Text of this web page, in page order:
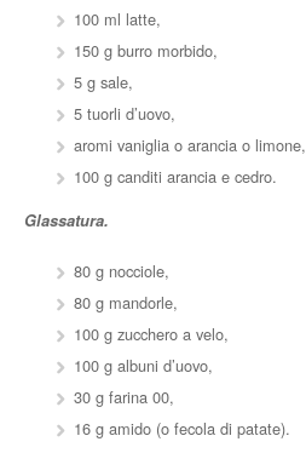
100 ml latte,
150 g burro morbido,
5 g sale,
5 tuorli d’uovo,
aromi vaniglia o arancia o limone,
100 g canditi arancia e cedro.
Glassatura.
80 g nocciole,
80 g mandorle,
100 g zucchero a velo,
100 g albuni d’uovo,
30 g farina 00,
16 g amido (o fecola di patate).